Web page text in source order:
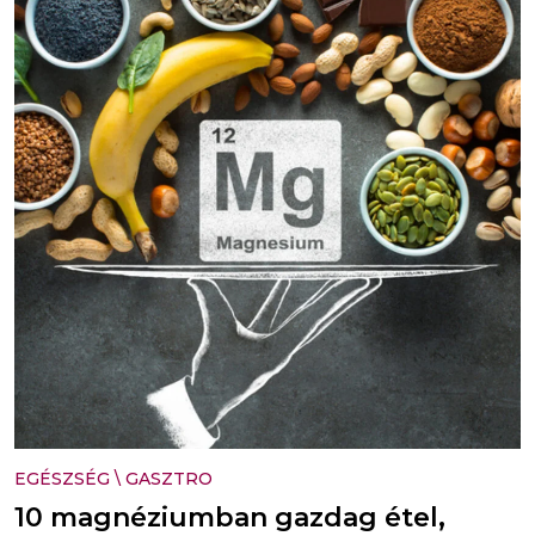
EGÉSZSÉG \ GASZTRO
10 magnéziumban gazdag étel,